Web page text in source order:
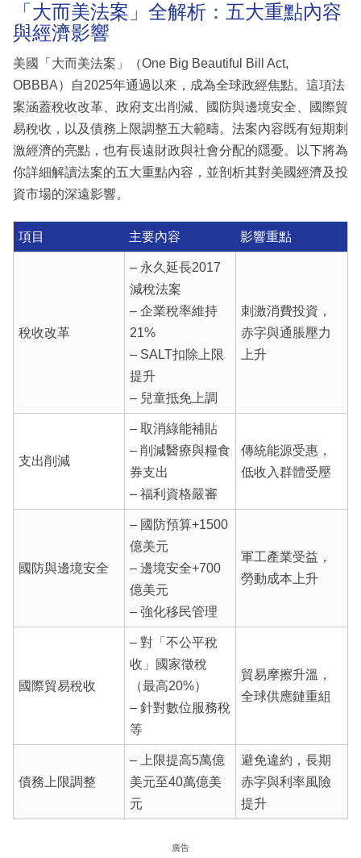
「大而美法案」全解析：五大重點內容
與經濟影響
美國「大而美法案」（One Big Beautiful Bill Act,
OBBBA）自2025年通過以來，成為全球政經焦點。這項法
案涵蓋稅收改革、政府支出削減、國防與邊境安全、國際貿
易稅收，以及債務上限調整五大範疇。法案內容既有短期刺
激經濟的亮點，也有長遠財政與社會分配的隱憂。以下將為
你詳細解讀法案的五大重點內容，並剖析其對美國經濟及投
資市場的深遠影響。
項目 主要內容 影響重點
稅收改革
– 永久延長2017
減稅法案
– 企業稅率維持
21%
– SALT扣除上限
提升
– 兒童抵免上調
刺激消費投資，
赤字與通脹壓力
上升
支出削減
– 取消綠能補貼
– 削減醫療與糧食
券支出
– 福利資格嚴審
傳統能源受惠，
低收入群體受壓
國防與邊境安全
– 國防預算+1500
億美元
– 邊境安全+700
億美元
– 強化移民管理
軍工產業受益，
勞動成本上升
國際貿易稅收
– 對「不公平稅
收」國家徵稅
（最高20%）
– 針對數位服務稅
等
貿易摩擦升溫，
全球供應鏈重組
債務上限調整
– 上限提高5萬億
美元至40萬億美
元
避免違約，長期
赤字與利率風險
提升
廣告